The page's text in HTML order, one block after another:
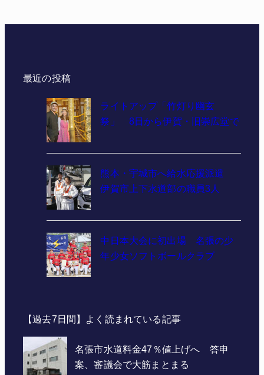
最近の投稿
ライトアップ「竹灯り幽玄
祭」 8日から伊賀・旧崇広堂で
熊本・宇城市へ給水応援派遣
伊賀市上下水道部の職員3人
中日本大会に初出場 名張の少
年少女ソフトボールクラブ
【過去7日間】よく読まれている記事